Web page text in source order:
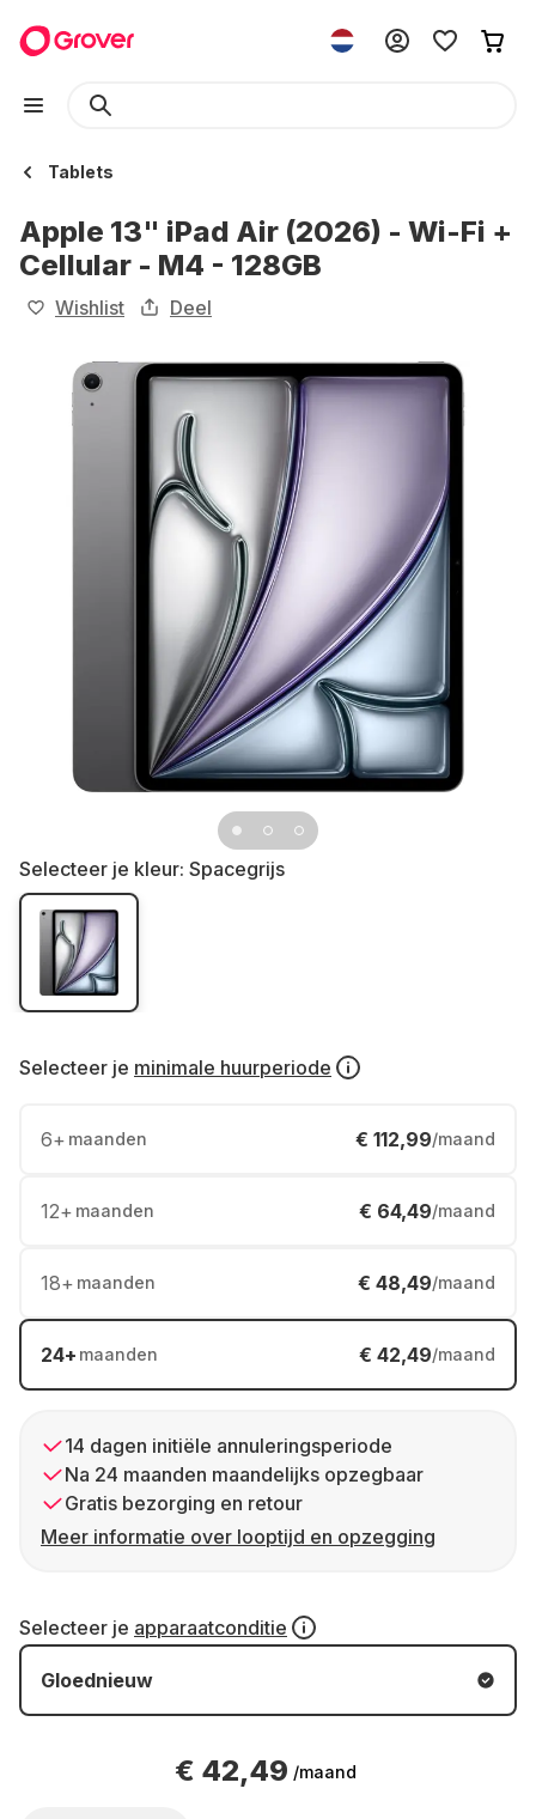
Tablets
Apple 13" iPad Air (2026) - Wi-Fi +
Cellular - M4 - 128GB
Wishlist Deel
Selecteer je kleur: Spacegrijs
Selecteer je minimale huurperiode
6+ maanden € 112,99/maand
12+ maanden € 64,49/maand
18+ maanden € 48,49/maand
24+ maanden € 42,49/maand
14 dagen initiële annuleringsperiode
Na 24 maanden maandelijks opzegbaar
Gratis bezorging en retour
Meer informatie over looptijd en opzegging
Selecteer je apparaatconditie
Gloednieuw
€ 42,49 /maand